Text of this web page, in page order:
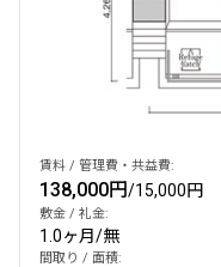
管理費/共益費含む
フリーレント付き
間取り
賃料 / 管理費・共益費:
138,000円/15,000円
敷金 / 礼金:
1.0ヶ月/無
間取り / 面積: